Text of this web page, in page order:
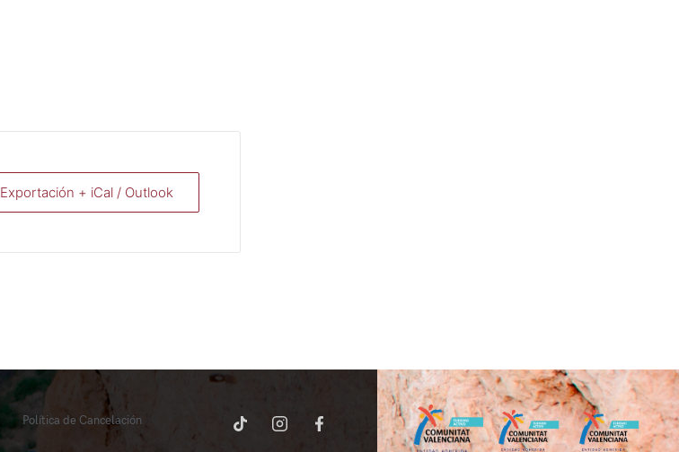
Exportación + iCal / Outlook
Política de Cancelación